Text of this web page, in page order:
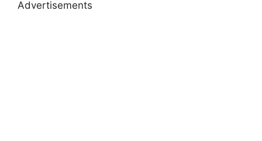
Advertisements